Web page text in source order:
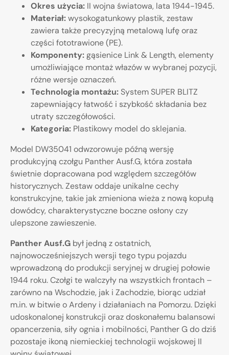
Okres użycia: II wojna światowa, lata 1944-1945.
Materiał:wysokogatunkowy plastik, zestaw
zawiera także precyzyjną metalową lufę oraz
części fototrawione (PE).
Komponenty:gąsienice Link & Length, elementy
umożliwiające montaż włazów w wybranej pozycji,
różne wersje oznaczeń.
Technologia montażu:System SUPER BLITZ
zapewniający łatwość i szybkość składania bez
utraty szczegółowości.
Kategoria: Plastikowy model do sklejania.
Model DW35041 odwzorowuje późną wersję
produkcyjną czołgu Panther Ausf.G, która została
świetnie dopracowana pod względem szczegółów
historycznych. Zestaw oddaje unikalne cechy
konstrukcyjne, takie jak zmieniona wieża z nową kopułą
dowódcy, charakterystyczne boczne osłony czy
ulepszone zawieszenie.
Panther Ausf.G był jedną z ostatnich,
najnowocześniejszych wersji tego typu pojazdu
wprowadzoną do produkcji seryjnej w drugiej połowie
1944 roku. Czołgi te walczyły na wszystkich frontach –
zarówno na Wschodzie, jak i Zachodzie, biorąc udział
m.in. w bitwie o Ardeny i działaniach na Pomorzu. Dzięki
udoskonalonej konstrukcji oraz doskonałemu balansowi
opancerzenia, siły ognia i mobilności, Panther G do dziś
pozostaje ikoną niemieckiej technologii wojskowej II